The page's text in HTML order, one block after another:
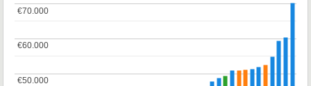
€50.000
€50.000
€60.000
€60.000
€70.000
€70.000